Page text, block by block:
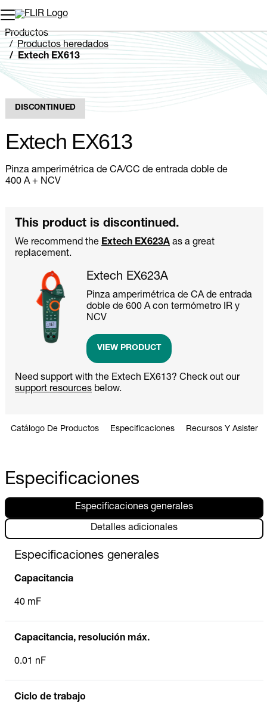
Productos
Productos heredados
Extech EX613
DISCONTINUED
Extech EX613
Pinza amperimétrica de CA/CC de entrada doble de
400 A + NCV
This product is discontinued.
We recommend the Extech EX623A as a great
replacement.
Extech EX623A
Pinza amperimétrica de CA de entrada
doble de 600 A con termómetro IR y
NCV
VIEW PRODUCT
Need support with the Extech EX613? Check out our
support resources below.
Catálogo De Productos Especificaciones Recursos Y
Especificaciones
Especificaciones generales
Detalles adicionales
Especificaciones generales
Capacitancia
40 mF
Capacitancia, resolución máx.
0.01 nF
Ciclo de trabajo